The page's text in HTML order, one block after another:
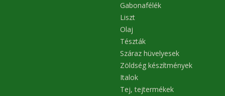
Gabonafélék
Liszt
Olaj
Tészták
Száraz hüvelyesek
Zöldség készítmények
Italok
Tej, tejtermékek